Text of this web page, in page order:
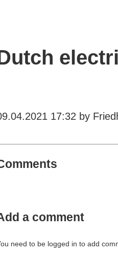
17:32 by
a comment
need to be logged in to add